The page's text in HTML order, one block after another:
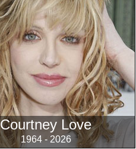
Courtney Love
1964 - 2026